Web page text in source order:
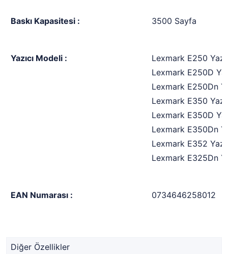
Baskı Kapasitesi : 3500 Sayfa
Yazıcı Modeli :
Lexmark E250
Lexmark E250D
Lexmark E250Dn
Lexmark E350
Lexmark E350D
Lexmark E350Dn
Lexmark E352
Lexmark E325Dn
EAN Numarası : 0734646258012
Diğer Özellikler